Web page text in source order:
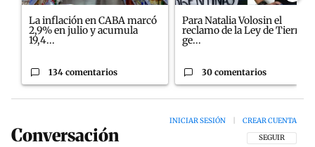
La inflación en CABA marcó
2,9% en julio y acumula
19,4...
134 comentarios
Para Natalia Volosin el
reclamo de la Ley de Tierras
ge...
30 comentarios
Conversación SIGA ESTA
SEGUIR
INICIAR SESIÓN CREAR CUENTA